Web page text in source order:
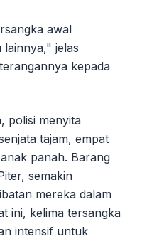
awal
lainnya," jelas
kepada
polisi menyita
tajam, empat
panah. Barang
semakin
mereka dalam
ini, kelima tersangka
intensif untuk